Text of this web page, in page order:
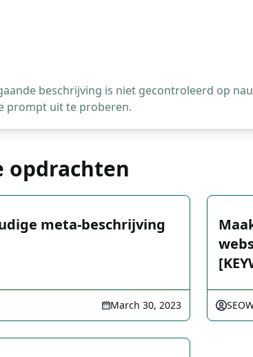
beschrijving is niet gecontroleerd op
prompt uit te proberen.
opdrachten
meta-beschrijving
March 30, 2023